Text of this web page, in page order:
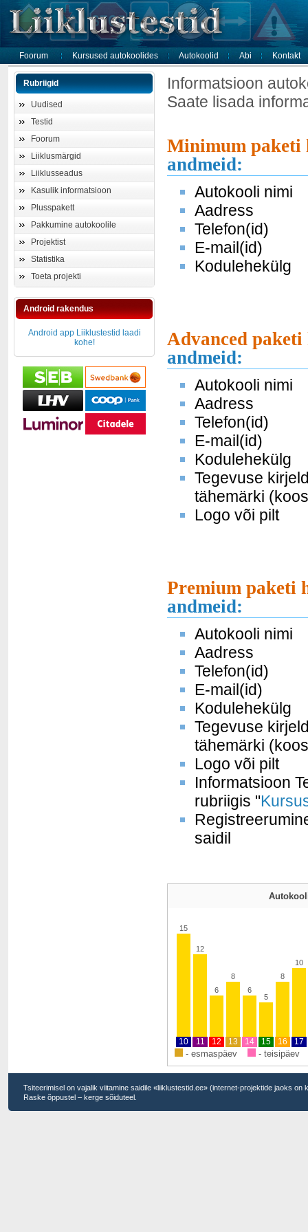
Foorum Kursused autokoolides Autokoolid Abi Kontakt
Rubriigid
Uudised
Testid
Foorum
Liiklusmärgid
Liiklusseadus
Kasulik informatsioon
Plusspakett
Pakkumine autokoolile
Projektist
Statistika
Toeta projekti
Android rakendus
Android app Liiklustestid laadi
kohe!
Informatsioon
Saate lisada
Minimum paketi
andmeid:
Autokooli nimi
Aadress
Telefon(id)
E-mail(id)
Kodulehekülg
Advanced paketi
andmeid:
Autokooli nimi
Aadress
Telefon(id)
E-mail(id)
Kodulehekülg
Tegevuse
tähemärki
Logo või pilt
Premium paketi
andmeid:
Autokooli nimi
Aadress
Telefon(id)
E-mail(id)
Kodulehekülg
Tegevuse
tähemärki
Logo või pilt
Informatsioon
rubriigis "
saidil
15
10
12
11
6
12
8
13
6
14
5
15
8
16
10
17
- esmaspäev - teisipäev
Tsiteerimisel on vajalik viitamine saidile «liiklustestid.ee» (internet-projektide jaoks on
Raske õppustel – kerge sõiduteel.